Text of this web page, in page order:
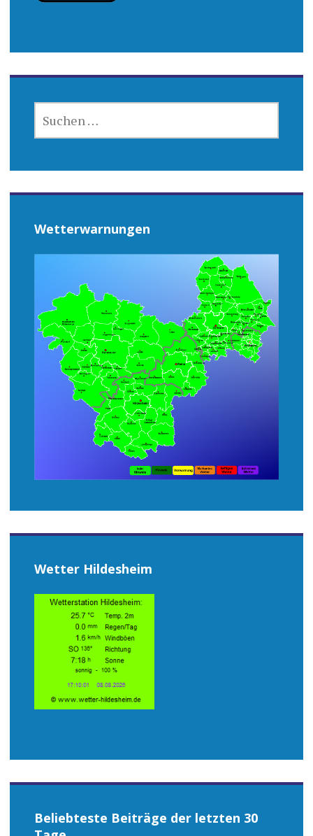
NACH:
Wetterwarnungen
Wetter Hildesheim
Beliebteste Beiträge der letzten 30